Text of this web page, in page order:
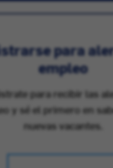
para
empleo
para recibir las
y sé el primero en
nuevas vacantes.